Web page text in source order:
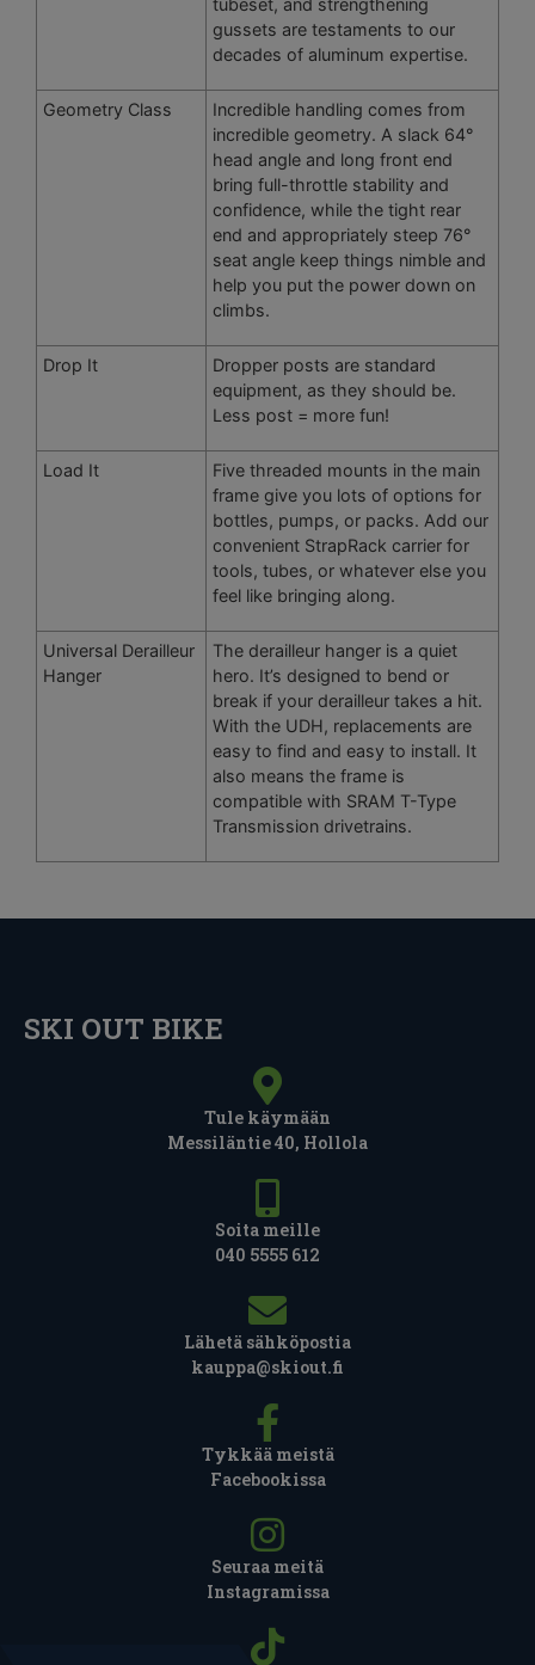
gussets are testaments to our
decades of aluminum expertise.
Geometry Class
Incredible handling comes from
incredible geometry. A slack 64°
head angle and long front end
bring full-throttle stability and
confidence, while the tight rear
end and appropriately steep 76°
seat angle keep things nimble and
help you put the power down on
climbs.
Drop It
Dropper posts are standard
equipment, as they should be.
Less post = more fun!
Load It
Five threaded mounts in the main
frame give you lots of options for
bottles, pumps, or packs. Add our
convenient StrapRack carrier for
tools, tubes, or whatever else you
feel like bringing along.
Universal Derailleur
Hanger
The derailleur hanger is a quiet
hero. It’s designed to bend or
break if your derailleur takes a hit.
With the UDH, replacements are
easy to find and easy to install. It
also means the frame is
compatible with SRAM T-Type
Transmission drivetrains.
SKI OUT BIKE
Tule käymään
Messiläntie 40, Hollola
Soita meille
040 5555 612
Lähetä sähköpostia
kauppa@skiout.fi
Tykkää meistä
Facebookissa
Seuraa meitä
Instagramissa